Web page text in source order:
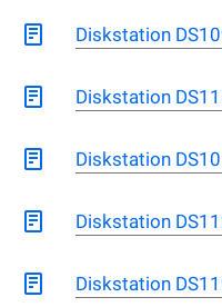
Diskstation
Diskstation
Diskstation
Diskstation
Diskstation